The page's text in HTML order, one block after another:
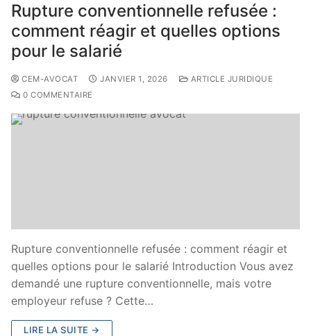
Rupture conventionnelle refusée :
comment réagir et quelles options
pour le salarié
CEM-AVOCAT JANVIER 1, 2026
ARTICLE JURIDIQUE
0 COMMENTAIRE
Rupture conventionnelle refusée : comment réagir et
quelles options pour le salarié Introduction Vous avez
demandé une rupture conventionnelle, mais votre
employeur refuse ? Cette…
LIRE LA SUITE →